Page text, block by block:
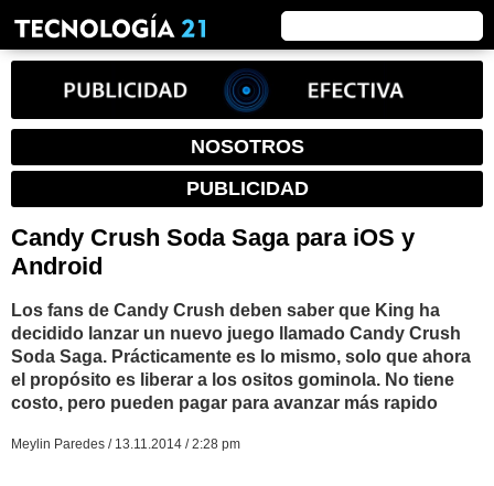
NOSOTROS
PUBLICIDAD
Candy Crush Soda Saga para iOS y
Android
Los fans de Candy Crush deben saber que King ha
decidido lanzar un nuevo juego llamado Candy Crush
Soda Saga. Prácticamente es lo mismo, solo que ahora
el propósito es liberar a los ositos gominola. No tiene
costo, pero pueden pagar para avanzar más rapido
Meylin Paredes / 13.11.2014 / 2:28 pm